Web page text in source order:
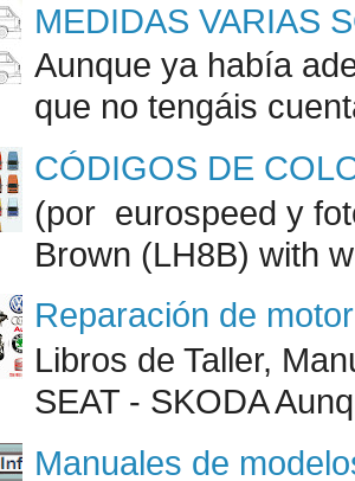
MEDIDAS VARIAS
Aunque ya había
que no tengáis
CÓDIGOS DE
(por eurospeed y
Brown (LH8B) with
Reparación de
Libros de Taller,
SEAT - SKODA
Manuales de